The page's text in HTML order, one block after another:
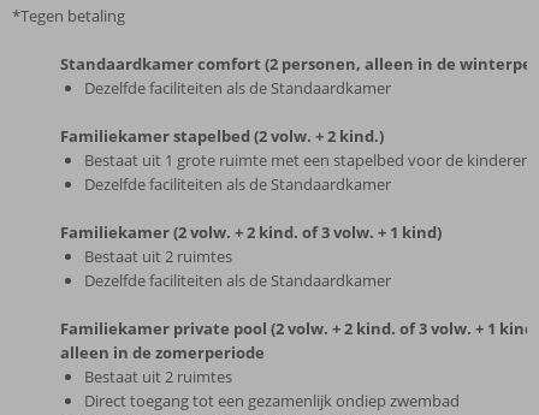
*Tegen betaling
Standaardkamer comfort (2 personen, alleen in de
Dezelfde faciliteiten als de Standaardkamer
Familiekamer stapelbed (2 volw. + 2 kind.)
Bestaat uit 1 grote ruimte met een stapelbed voor de kinderen
Dezelfde faciliteiten als de Standaardkamer
Familiekamer (2 volw. + 2 kind. of 3 volw. + 1 kind)
Bestaat uit 2 ruimtes
Dezelfde faciliteiten als de Standaardkamer
Familiekamer private pool (2 volw. + 2 kind. of 3 volw. + 1 kind)
alleen in de zomerperiode
Bestaat uit 2 ruimtes
Direct toegang tot een gezamenlijk ondiep zwembad